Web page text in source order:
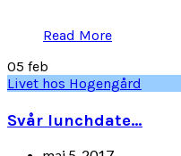
Read More
05 feb
Livet hos Hogengård
Svår lunchdate…